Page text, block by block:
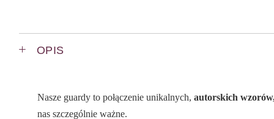
OPIS
Nasze guardy to połączenie unikalnych,autorskich
nas szczególnie ważne.